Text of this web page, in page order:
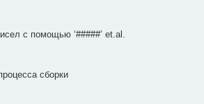
с помощью ‘#####’ et.al.
сборки